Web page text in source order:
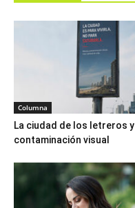
Columna
La ciudad de los letreros y
contaminación visual